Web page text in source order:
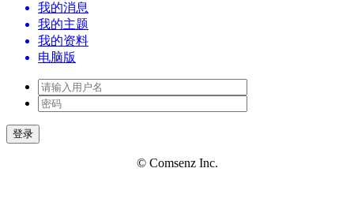
我的消息
我的主题
我的资料
电脑版
登录
© Comsenz Inc.